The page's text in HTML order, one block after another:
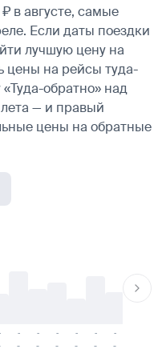
в августе, самые
Если даты поездки
лучшую цену на
цены на рейсы туда-
обратно» над
— и правый
цены на обратные
-
-
-
-
-
-
-
-
-
-
-
-